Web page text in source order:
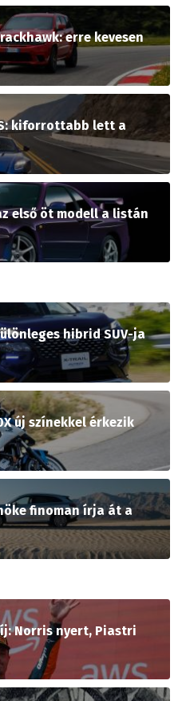
erre kevesen
kiforrottabb lett a
első öt modell a listán
hibrid SUV-ja
új színekkel érkezik
finoman írja át a
Norris nyert, Piastri